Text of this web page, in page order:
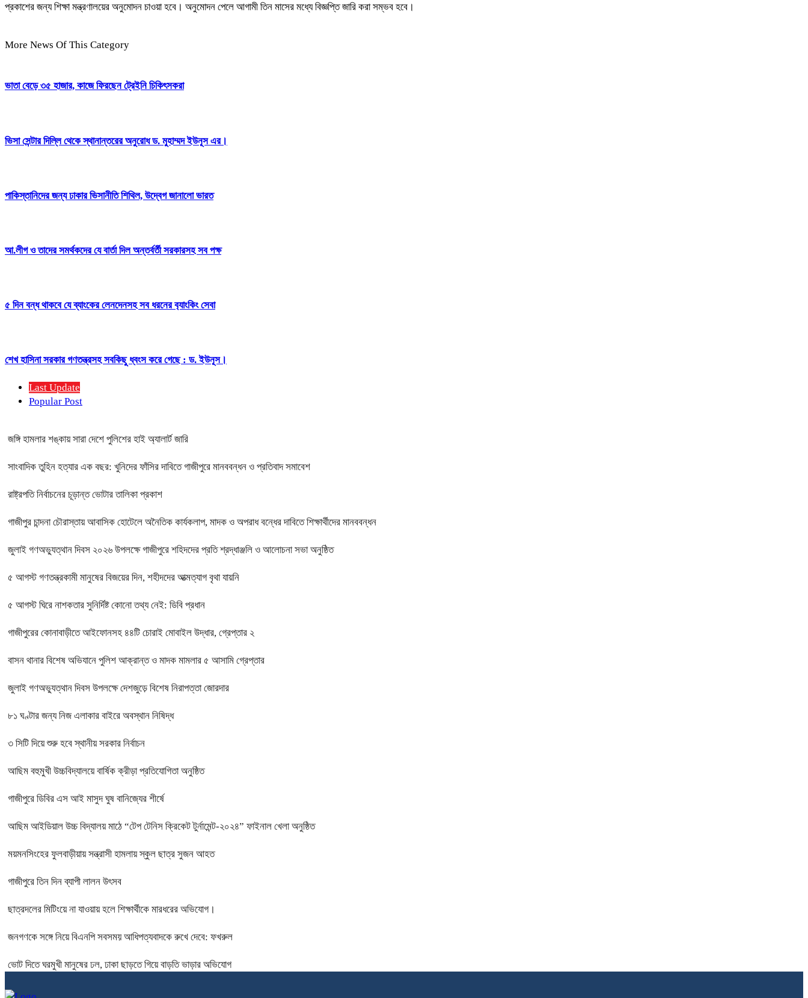
প্রকাশের জন্য শিক্ষা মন্ত্রণালয়ের অনুমোদন চাওয়া হবে। অনুমোদন পেলে আগামী তিন মাসের মধ্যে বিজ্ঞপ্তি জারি করা সম্ভব হবে।
More News Of This Category
ভাতা বেড়ে ৩৫ হাজার, কাজে ফিরছেন ট্রেইনি চিকিৎসকরা
ভিসা সেন্টার দিল্লি থেকে স্থানান্তরের অনুরোধ ড. মুহাম্মদ ইউনূস এর।
পাকিস্তানিদের জন্য ঢাকার ভিসানীতি শিথিল, উদ্বেগ জানালো ভারত
আ.লীগ ও তাদের সমর্থকদের যে বার্তা দিল অন্তর্বর্তী সরকারসহ সব পক্ষ
৫ দিন বন্ধ থাকবে যে ব্যাংকের লেনদেনসহ সব ধরনের ব‌্যাং‌কিং সেবা
শেখ হাসিনা সরকার গণতন্ত্রসহ সবকিছু ধ্বংস করে গেছে : ড. ইউনূস।
Last Update
Popular Post
জঙ্গি হামলার শঙ্কায় সারা দেশে পুলিশের হাই অ্যালার্ট জারি
সাংবাদিক তুহিন হত্যার এক বছর: খুনিদের ফাঁসির দাবিতে গাজীপুরে মানববন্ধন ও প্রতিবাদ সমাবেশ
রাষ্ট্রপতি নির্বাচনের চূড়ান্ত ভোটার তালিকা প্রকাশ
গাজীপুর চান্দনা চৌরাস্তায় আবাসিক হোটেলে অনৈতিক কার্যকলাপ, মাদক ও অপরাধ বন্ধের দাবিতে শিক্ষার্থীদের মানববন্ধন
জুলাই গণঅভ্যুত্থান দিবস ২০২৬ উপলক্ষে গাজীপুরে শহিদদের প্রতি শ্রদ্ধাঞ্জলি ও আলোচনা সভা অনুষ্ঠিত
৫ আগস্ট গণতন্ত্রকামী মানুষের বিজয়ের দিন, শহীদদের আত্মত্যাগ বৃথা যায়নি
৫ আগস্ট ঘিরে নাশকতার সুনির্দিষ্ট কোনো তথ্য নেই: ডিবি প্রধান
গাজীপুরের কোনাবাড়ীতে আইফোনসহ ৪৪টি চোরাই মোবাইল উদ্ধার, গ্রেপ্তার ২
বাসন থানার বিশেষ অভিযানে পুলিশ আক্রান্ত ও মাদক মামলার ৫ আসামি গ্রেপ্তার
জুলাই গণঅভ্যুত্থান দিবস উপলক্ষে দেশজুড়ে বিশেষ নিরাপত্তা জোরদার
৮১ ঘণ্টার জন্য নিজ এলাকার বাইরে অবস্থান নিষিদ্ধ
৩ সিটি দিয়ে শুরু হবে স্থানীয় সরকার নির্বাচন
আছিম বহুমুখী উচ্চবিদ্যালয়ে বার্ষিক ক্রীড়া প্রতিযোগিতা অনুষ্ঠিত
গাজীপুরে ডিবির এস আই মাসুদ ঘুষ বানিজ্যের শীর্ষে
আছিম আইডিয়াল উচ্চ বিদ্যালয় মাঠে “টেপ টেনিস ক্রিকেট টুর্নামেন্ট-২০২৪” ফাইনাল খেলা অনুষ্ঠিত
ময়মনসিংহের ফুলবাড়ীয়ায় সন্ত্রাসী হামলায় স্কুল ছাত্র সুজন আহত
গাজীপুরে তিন দিন ব্যাপী লালন উৎসব
ছাত্রদলের মিটিংয়ে না যাওয়ায় হলে শিক্ষার্থীকে মারধরের অভিযোগ।
জনগণকে সঙ্গে নিয়ে বিএনপি সবসময় আধিপত্যবাদকে রুখে দেবে: ফখরুল
ভোট দিতে ঘরমুখী মানুষের ঢল, ঢাকা ছাড়তে গিয়ে বাড়তি ভাড়ার অভিযোগ